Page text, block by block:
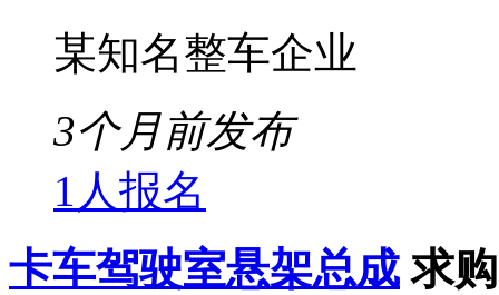
某知名整车企业
3个月前发布
1人报名
卡车驾驶室悬架总成 求